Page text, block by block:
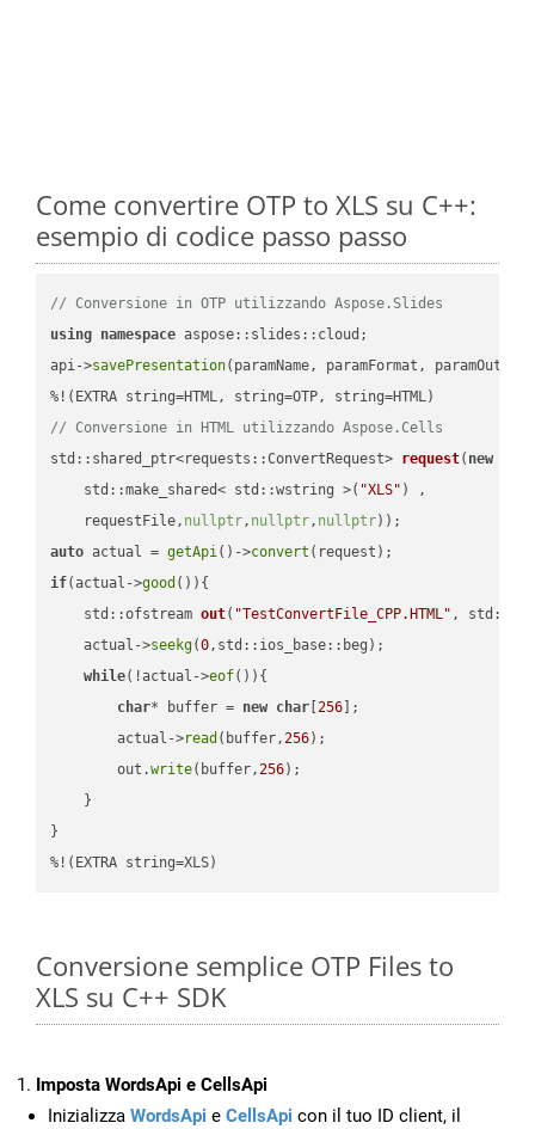
Come convertire OTP to XLS su C++:
esempio di codice passo passo
// Conversione in OTP utilizzando Aspose.Slides
using namespace aspose::slides::cloud;
api->savePresentation(paramName, paramFormat,
// Conversione in HTML utilizzando Aspose.Cells
std::shared_ptr<requests::ConvertRequest> request( new
    std::make_shared< std::wstring >(
"XLS" ) ,
    requestFile,
nullptr, nullptr, nullptr))
auto actual = getApi()->convert
if(actual->good ()){
std::ofstream out( "TestConvertFile_CPP.HTML" ,
    actual->
seekg(0,std::ios_base::beg);
while(!actual->eof()){
char* buffer = new char [256 ];
        actual->
read (buffer,256);
        out.
write(buffer,256);
    }
}
%!(EXTRA string=XLS)
Conversione semplice OTP Files to
XLS su C++ SDK
Imposta WordsApi e CellsApi
Inizializza WordsApi e CellsApi con il tuo ID client, il